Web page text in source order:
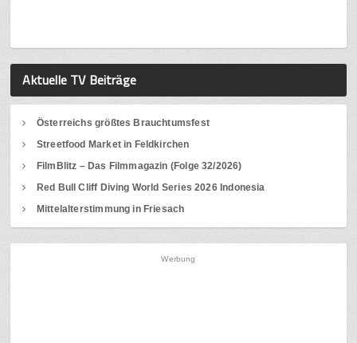
Aktuelle TV Beiträge
Österreichs größtes Brauchtumsfest
Streetfood Market in Feldkirchen
FilmBlitz – Das Filmmagazin (Folge 32/2026)
Red Bull Cliff Diving World Series 2026 Indonesia
Mittelalterstimmung in Friesach
Werbung